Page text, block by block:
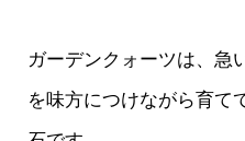
ガーデンクォーツは、急
を味方につけながら育て